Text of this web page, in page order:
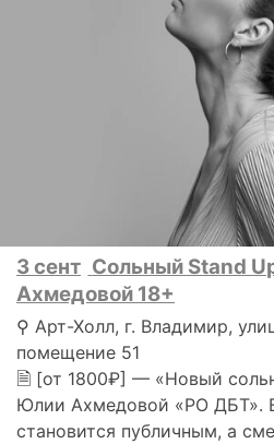
3 сент Сольный Stand
Ахмедовой 18+
⚲ Арт-Холл, г. Владимир,
помещение 51
🗎 [от 1800₽] — «Новый
Юлии Ахмедовой «РО ДБТ».
становится публичным, а